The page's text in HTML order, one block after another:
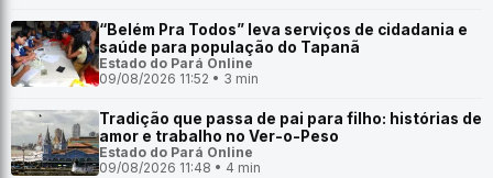
“Belém Pra Todos” leva serviços de cidadania e
saúde para população do Tapanã
Estado do Pará Online
09/08/2026 11:52 • 3 min
Tradição que passa de pai para filho: histórias de
amor e trabalho no Ver-o-Peso
Estado do Pará Online
09/08/2026 11:48 • 4 min